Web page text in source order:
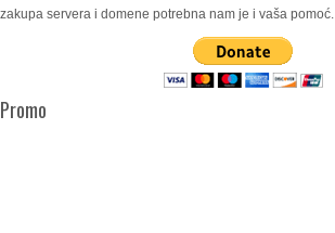
zakupa servera i domene potrebna nam je i vaša pomoć.
Promo